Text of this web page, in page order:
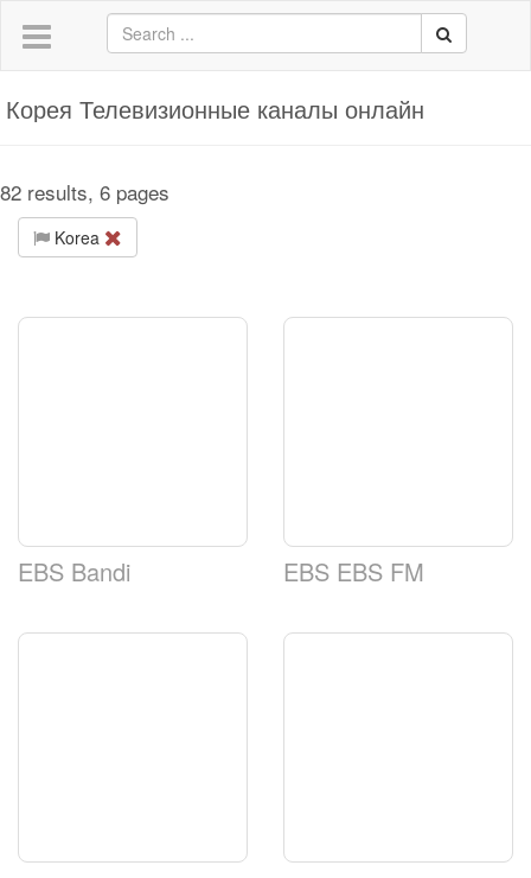
Корея Телевизионные каналы онлайн
82 results, 6 pages
Korea
EBS Bandi EBS EBS FM